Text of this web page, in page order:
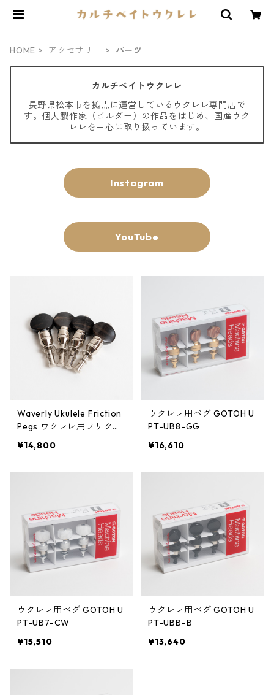
HOME アクセサリー パーツ
カルチベイトウクレレ
長野県松本市を拠点に運営しているウクレレ専門店で
す。個人製作家（ビルダー）の作品をはじめ、国産ウク
レレを中心に取り扱っています。
Instagram
YouTube
Waverly Ukulele Friction
Pegs ウクレレ用フリクシ
¥14,800
ウクレレ用ペグ GOTOH U
PT-UB8-GG
¥16,610
ウクレレ用ペグ GOTOH U
PT-UB7-CW
¥15,510
ウクレレ用ペグ GOTOH U
PT-UBB-B
¥13,640